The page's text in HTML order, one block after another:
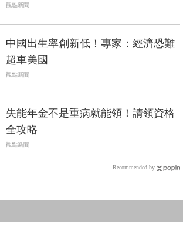
府，不然「盡可能買進口車吧」
觀點新聞
中國出生率創新低！專家：經濟恐難
超車美國
觀點新聞
失能年金不是重病就能領！請領資格
全攻略
觀點新聞
Recommended by